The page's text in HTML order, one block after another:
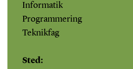
Informatik
Programmering
Teknikfag
Sted: